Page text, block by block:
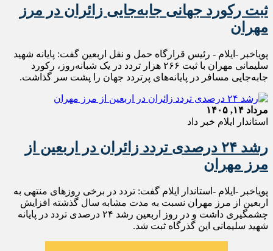
ثبت رکورد جهانی جابه‌جایی زائران در مرز
مهران
پویاخبر -ایلام - رئیس قرارگاه حمل‌ و نقل اربعین گفت: پایانه شهید
سلیمانی مهران با ثبت ۲۶۶ هزار تردد در یک شبانه‌روز، رکورد
جابه‌جایی مسافر در پایانه‌های پرتردد جهان را پشت سر گذاشت.
مرداد ۱۴, ۱۴۰۵
استاندار ایلام خبر داد
رشد ۲۴ درصدی تردد زائران در اربعین از
مرز مهران
پویاخبر -ایلام -استاندار ایلام گفت: تردد در برخی روزهای منتهی به
اربعین از مرز مهران نسبت به مدت مشابه سال گذشته افزایش
چشمگیری داشت و در روز اربعین رشد ۲۴ درصدی تردد در پایانه
شهید سلیمانی این گذرگاه ثبت شد.